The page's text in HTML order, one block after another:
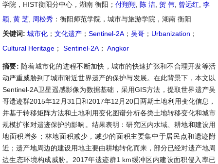
学院，HIST衡阳分中心，湖南 衡阳； 付翔翔 陈 洁 贺 伟 曾远红 李
颖 黄 芝 周松秀 ：衡阳师范学院，城市与旅游学院，湖南 衡阳
关键词: 城市化 ； 文化遗产 ； Sentinel-2A ； 吴哥 ； Urbanization ；
Cultural Heritage ； Sentinel-2A ； Angkor
摘要: 随着城市化的进程不断加快，城市的快速扩张和不合理开发等活
动严重威胁到了城市附近世界遗产的保护与发展。在此背景下，本文以
Sentinel-2A卫星遥感影像为数据基础，采用GIS方法，提取世界遗产吴
哥遗迹群2015年12月31日和2017年12月20日两期土地利用变化信息，
并基于转移矩阵方法和土地利用变化图谱分析各类土地转移变化和城市
规模扩张对遗迹保护的影响。结果表明：研究区内水域、耕地和建设用
地面积增多；林地面积减少，减少的面积主要集中于居民点和遗迹附
近；遗产地周边的建设用地主要由耕地转化而来，部分已经对遗产地周
边生态环境构成威胁。2017年遗迹群1 km缓冲区内建设面积侵入率已